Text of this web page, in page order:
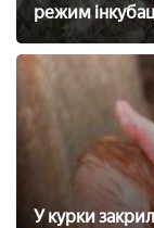
режим
У курки